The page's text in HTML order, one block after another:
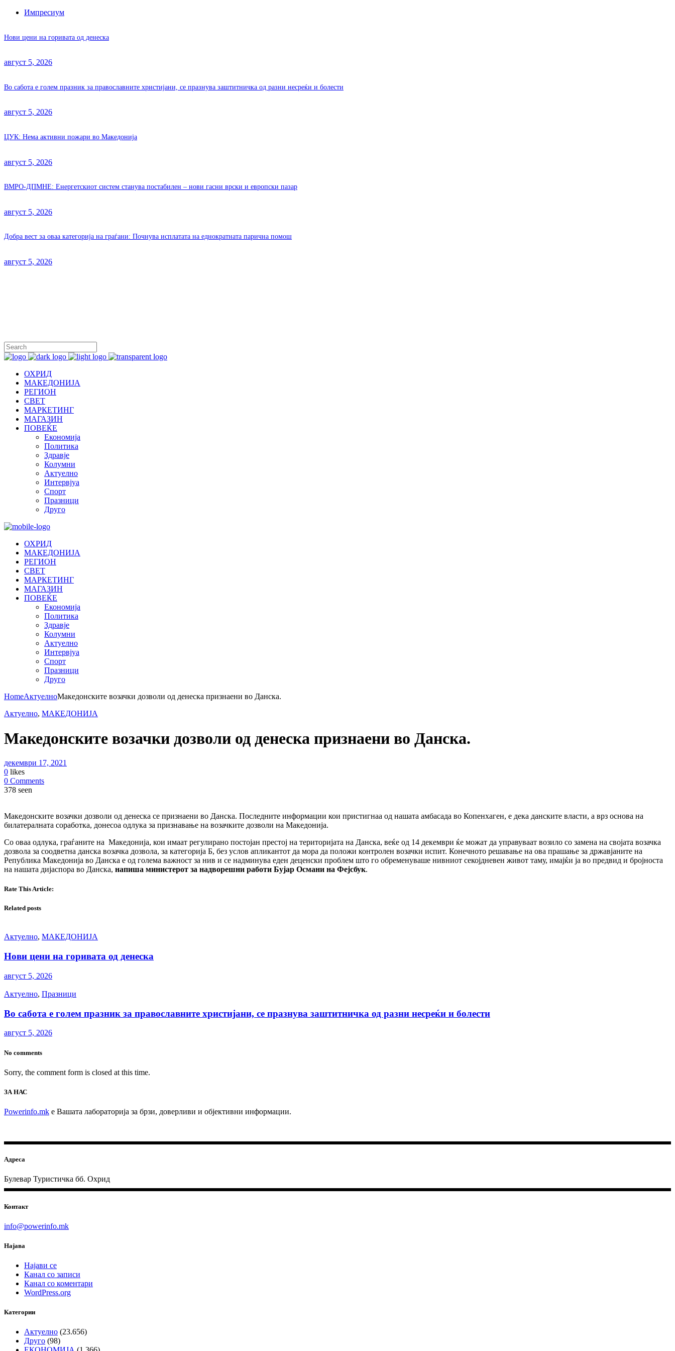
Импресиум
Нови цени на горивата од денеска
август 5, 2026
Во сабота е голем празник за православните христијани, се празнува заштитничка од разни несреќи и болести
август 5, 2026
ЦУК: Нема активни пожари во Македонија
август 5, 2026
ВМРО-ДПМНЕ: Енергетскиот систем станува постабилен – нови гасни врски и европски пазар
август 5, 2026
Добра вест за оваа категорија на граѓани: Почнува исплатата на еднократната парична помош
август 5, 2026
ОХРИД
МАКЕДОНИЈА
РЕГИОН
СВЕТ
МАРКЕТИНГ
МАГАЗИН
ПОВЕЌЕ
Економија
Политика
Здравје
Колумни
Актуелно
Интервјуа
Спорт
Празници
Друго
ОХРИД
МАКЕДОНИЈА
РЕГИОН
СВЕТ
МАРКЕТИНГ
МАГАЗИН
ПОВЕЌЕ
Економија
Политика
Здравје
Колумни
Актуелно
Интервјуа
Спорт
Празници
Друго
HomeАктуелноМакедонските возачки дозволи од денеска признаени во Данска.
Актуелно, МАКЕДОНИЈА
Македонските возачки дозволи од денеска признаени во Данска.
декември 17, 2021
0 likes
0 Comments
378 seen
Македонските возачки дозволи од денеска се признаени во Данска. Последните информации кои пристигнаа од нашата амбасада во Копенхаген, е дека данските власти, а врз основа на
билатералната соработка, донесоа одлука за признавање на возачките дозволи на Македонија.
Со оваа одлука, граѓаните на Македонија, кои имаат регулирано постојан престој на територијата на Данска, веќе од 14 декември ќе можат да управуваат возило со замена на својата возачка
дозвола за соодветна данска возачка дозвола, за категорија Б, без услов апликантот да мора да положи контролен возачки испит. Конечното решавање на ова прашање за државјаните на
Република Македонија во Данска е од голема важност за нив и се надминува еден деценски проблем што го обременуваше нивниот секојдневен живот таму, имајќи ја во предвид и бројноста
на нашата дијаспора во Данска, напиша министерот за надворешни работи Бујар Османи на Фејсбук.
Rate This Article:
Related posts
Актуелно, МАКЕДОНИЈА
Нови цени на горивата од денеска
август 5, 2026
Актуелно, Празници
Во сабота е голем празник за православните христијани, се празнува заштитничка од разни несреќи и болести
август 5, 2026
No comments
Sorry, the comment form is closed at this time.
ЗА НАС
Powerinfo.mk e Вашата лабораторија за брзи, доверливи и објективни информации.
Адреса
Булевар Туристичка бб. Охрид
Контакт
info@powerinfo.mk
Најава
Најави се
Канал со записи
Канал со коментари
WordPress.org
Категории
Актуелно (23.656)
Друго (98)